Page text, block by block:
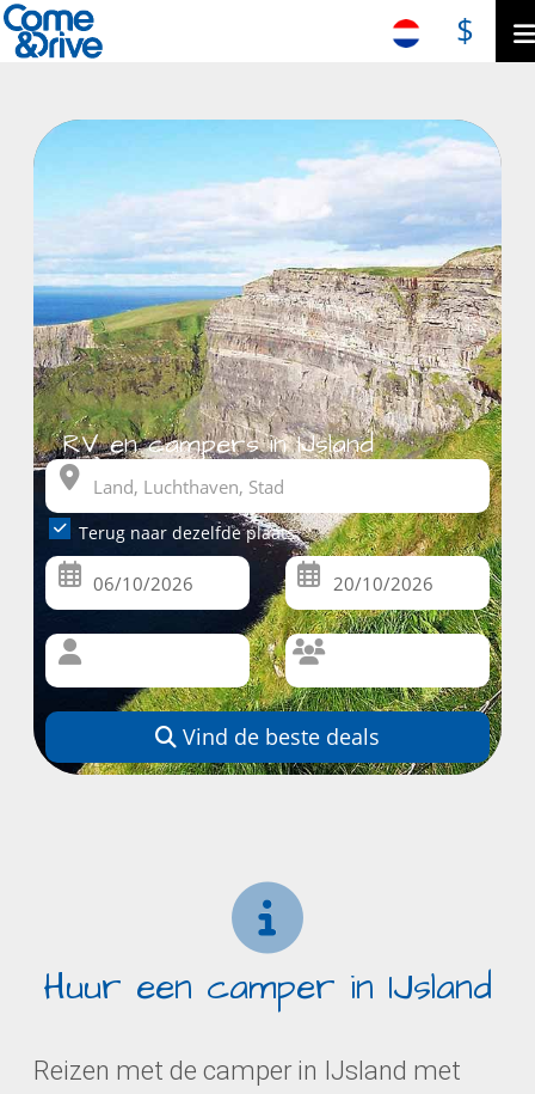
$
RV en campers in IJsland
Terug naar dezelfde plaats
Vind de beste deals
Huur een camper in IJsland
Reizen met de camper in IJsland met